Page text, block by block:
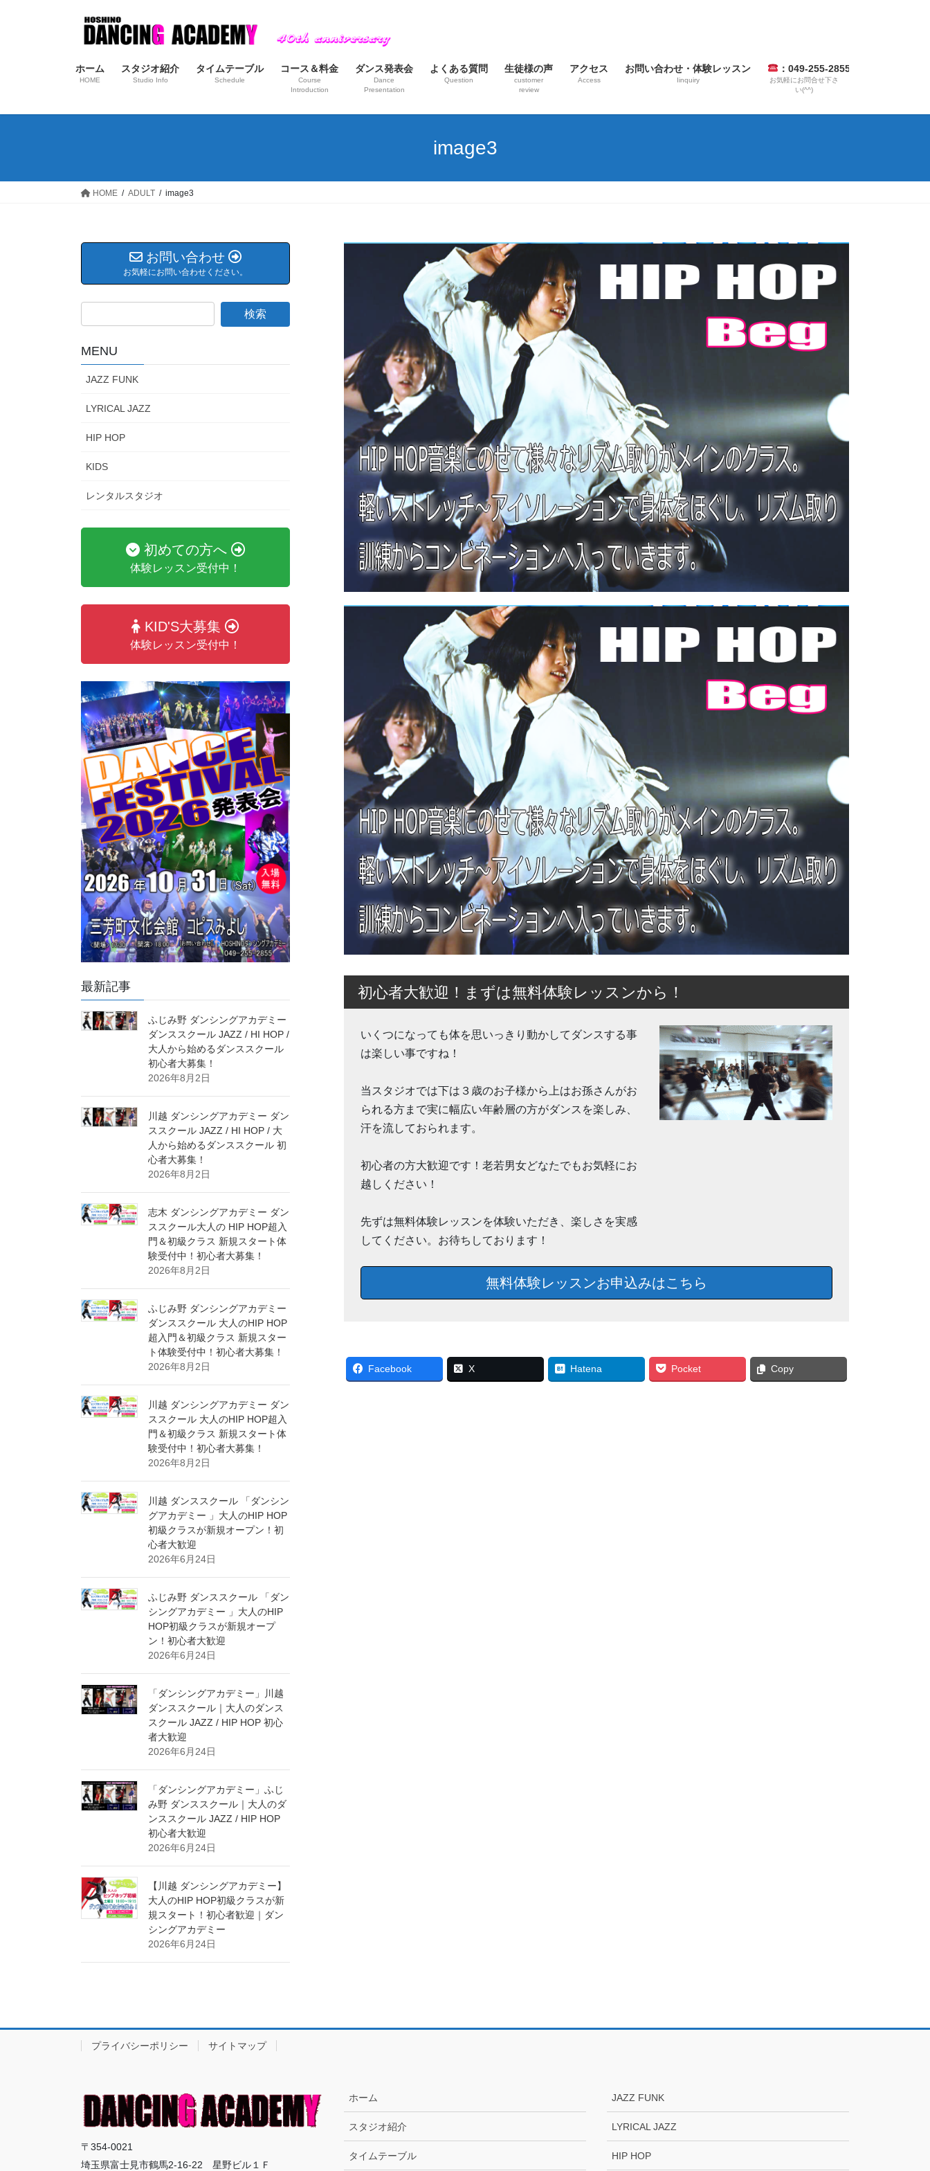
ホーム
HOME
スタジオ紹介
Studio Info
タイムテーブル
Schedule
コース＆料金
Course
Introduction
ダンス発表会
Dance
Presentation
よくある質問
Question
生徒様の声
customer
review
アクセス
Access
お問い合わせ・体験レッスン
Iinquiry
：049-255-2855
お気軽にお問合せ下さ
い(^^)
image3
HOME ADULT image3
初心者大歓迎！まずは無料体験レッスンから！
いくつになっても体を思いっきり動かしてダンスする事
は楽しい事ですね！
当スタジオでは下は３歳のお子様から上はお孫さんがお
られる方まで実に幅広い年齢層の方がダンスを楽しみ、
汗を流しておられます。
初心者の方大歓迎です！老若男女どなたでもお気軽にお
越しください！
先ずは無料体験レッスンを体験いただき、楽しさを実感
してください。お待ちしております！
無料体験レッスンお申込みはこちら
Facebook X Hatena Pocket Copy
お問い合わせ
お気軽にお問い合わせください。
MENU
JAZZ FUNK
LYRICAL JAZZ
HIP HOP
KIDS
レンタルスタジオ
初めての方へ
体験レッスン受付中！
KID'S大募集
体験レッスン受付中！
最新記事
ふじみ野 ダンシングアカデミー
ダンススクール JAZZ / HI HOP /
大人から始めるダンススクール
初心者大募集！
2026年8月2日
川越 ダンシングアカデミー ダン
ススクール JAZZ / HI HOP / 大
人から始めるダンススクール 初
心者大募集！
2026年8月2日
志木 ダンシングアカデミー ダン
ススクール大人の HIP HOP超入
門＆初級クラス 新規スタート体
験受付中！初心者大募集！
2026年8月2日
ふじみ野 ダンシングアカデミー
ダンススクール 大人のHIP HOP
超入門＆初級クラス 新規スター
ト体験受付中！初心者大募集！
2026年8月2日
川越 ダンシングアカデミー ダン
ススクール 大人のHIP HOP超入
門＆初級クラス 新規スタート体
験受付中！初心者大募集！
2026年8月2日
川越 ダンススクール 「ダンシン
グアカデミー 」大人のHIP HOP
初級クラスが新規オープン！初
心者大歓迎
2026年6月24日
ふじみ野 ダンススクール 「ダン
シングアカデミー 」大人のHIP
HOP初級クラスが新規オープ
ン！初心者大歓迎
2026年6月24日
「ダンシングアカデミー」川越
ダンススクール｜大人のダンス
スクール JAZZ / HIP HOP 初心
者大歓迎
2026年6月24日
「ダンシングアカデミー」ふじ
み野 ダンススクール｜大人のダ
ンススクール JAZZ / HIP HOP
初心者大歓迎
2026年6月24日
【川越 ダンシングアカデミー】
大人のHIP HOP初級クラスが新
規スタート！初心者歓迎｜ダン
シングアカデミー
2026年6月24日
プライバシーポリシー サイトマップ
〒354-0021
埼玉県富士見市鶴馬2-16-22 星野ビル１Ｆ
ホーム
スタジオ紹介
タイムテーブル
JAZZ FUNK
LYRICAL JAZZ
HIP HOP